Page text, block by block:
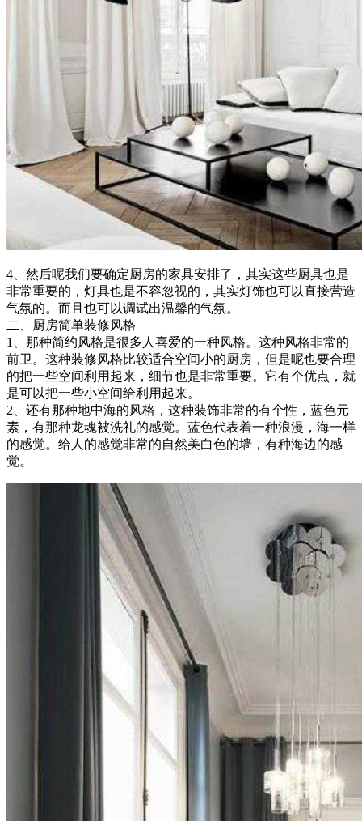
4、然后呢我们要确定厨房的家具安排了，其实这些厨具也是
非常重要的，灯具也是不容忽视的，其实灯饰也可以直接营造
气氛的。而且也可以调试出温馨的气氛。
二、厨房简单装修风格
1、那种简约风格是很多人喜爱的一种风格。这种风格非常的
前卫。这种装修风格比较适合空间小的厨房，但是呢也要合理
的把一些空间利用起来，细节也是非常重要。它有个优点，就
是可以把一些小空间给利用起来。
2、还有那种地中海的风格，这种装饰非常的有个性，蓝色元
素，有那种龙魂被洗礼的感觉。蓝色代表着一种浪漫，海一样
的感觉。给人的感觉非常的自然美白色的墙，有种海边的感
觉。